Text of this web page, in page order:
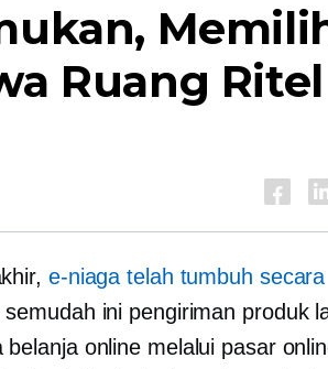
Ruang Ritel
e-niaga telah tumbuh secara
ini pengiriman produk
online melalui pasar